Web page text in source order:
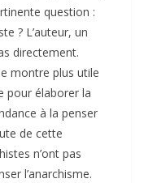
question :
? L’auteur, un
directement.
montre plus utile
pour élaborer la
à la penser
de cette
n’ont pas
l’anarchisme.